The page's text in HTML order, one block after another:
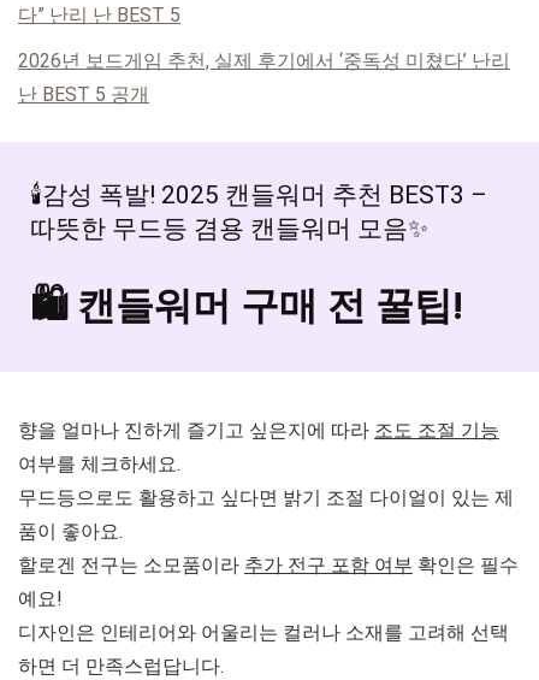
다” 난리 난 BEST 5
2026년 보드게임 추천, 실제 후기에서 ‘중독성 미쳤다’ 난리
난 BEST 5 공개
🕯️감성 폭발! 2025 캔들워머 추천 BEST3 –
따뜻한 무드등 겸용 캔들워머 모음✨
🛍️ 캔들워머 구매 전 꿀팁!
향을 얼마나 진하게 즐기고 싶은지에 따라 조도 조절 기능
여부를 체크하세요.
무드등으로도 활용하고 싶다면 밝기 조절 다이얼이 있는 제
품이 좋아요.
할로겐 전구는 소모품이라 추가 전구 포함 여부 확인은 필수
예요!
디자인은 인테리어와 어울리는 컬러나 소재를 고려해 선택
하면 더 만족스럽답니다.